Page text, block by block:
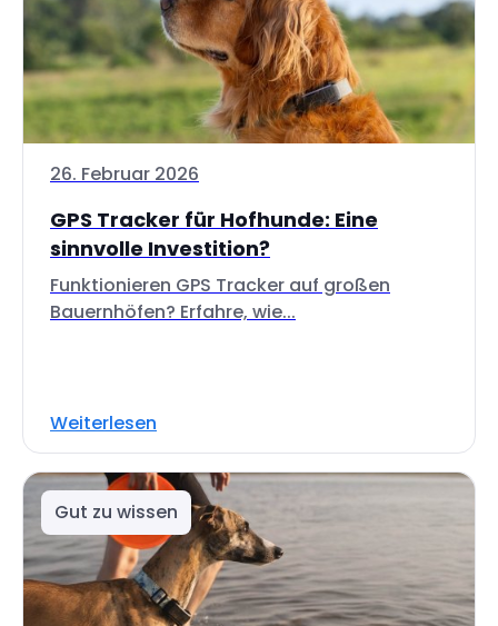
26. Februar 2026
GPS Tracker für Hofhunde: Eine
sinnvolle Investition?
Funktionieren GPS Tracker auf großen
Bauernhöfen? Erfahre, wie...
Weiterlesen
Gut zu wissen